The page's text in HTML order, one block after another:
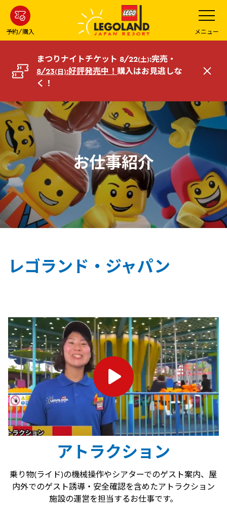
ン
コ
へ
予約/購入
メ
ニ
ュ
ー
を
開
メニュー
まつりナイトチケット 8/22(土):完売・
8/23(日):好評発売中！ 購入はお見逃しな
く！
閉
お仕事紹介
レゴランド・ジャパン
アトラクション
乗り物(ライド)の機械操作やシアターでのゲスト案内、屋
内外でのゲスト誘導・安全確認を含めたアトラクション
施設の運営を担当するお仕事です。